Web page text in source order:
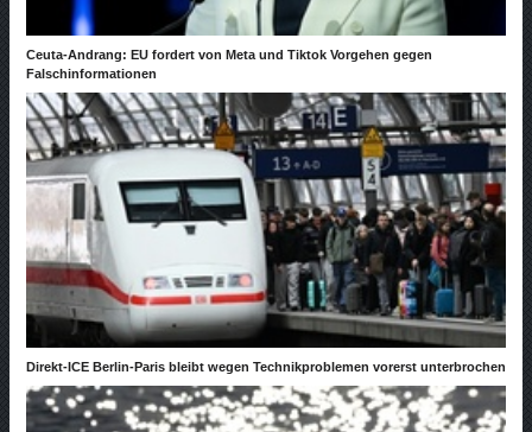
Ceuta-Andrang: EU fordert von Meta und Tiktok Vorgehen gegen
Falschinformationen
Direkt-ICE Berlin-Paris bleibt wegen Technikproblemen vorerst unterbrochen